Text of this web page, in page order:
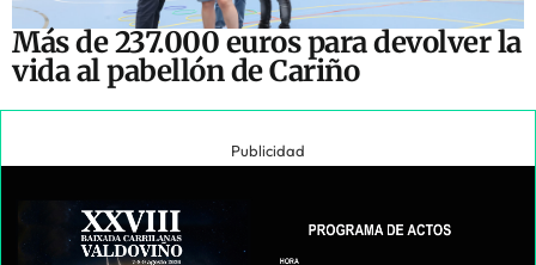
Más de 237.000 euros para devolver la
vida al pabellón de Cariño
Publicidad